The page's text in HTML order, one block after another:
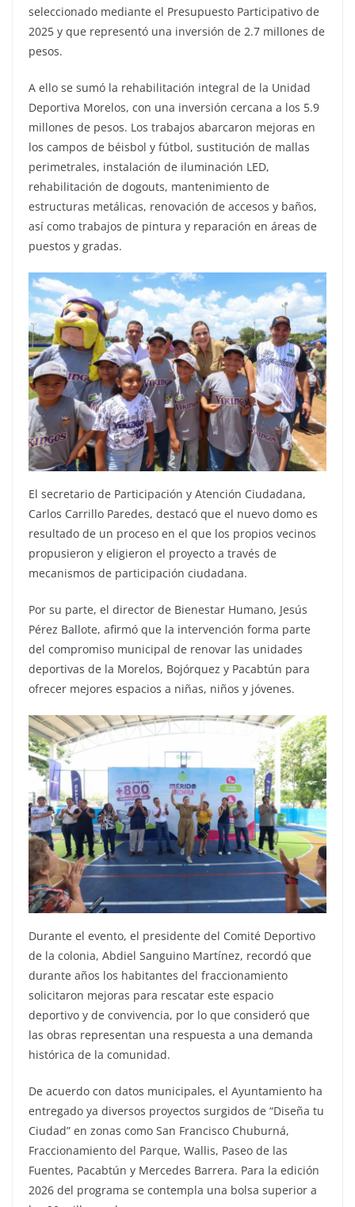
seleccionado mediante el Presupuesto Participativo de
2025 y que representó una inversión de 2.7 millones de
pesos.
A ello se sumó la rehabilitación integral de la Unidad
Deportiva Morelos, con una inversión cercana a los 5.9
millones de pesos. Los trabajos abarcaron mejoras en
los campos de béisbol y fútbol, sustitución de mallas
perimetrales, instalación de iluminación LED,
rehabilitación de dogouts, mantenimiento de
estructuras metálicas, renovación de accesos y baños,
así como trabajos de pintura y reparación en áreas de
puestos y gradas.
El secretario de Participación y Atención Ciudadana,
Carlos Carrillo Paredes, destacó que el nuevo domo es
resultado de un proceso en el que los propios vecinos
propusieron y eligieron el proyecto a través de
mecanismos de participación ciudadana.
Por su parte, el director de Bienestar Humano, Jesús
Pérez Ballote, afirmó que la intervención forma parte
del compromiso municipal de renovar las unidades
deportivas de la Morelos, Bojórquez y Pacabtún para
ofrecer mejores espacios a niñas, niños y jóvenes.
Durante el evento, el presidente del Comité Deportivo
de la colonia, Abdiel Sanguino Martínez, recordó que
durante años los habitantes del fraccionamiento
solicitaron mejoras para rescatar este espacio
deportivo y de convivencia, por lo que consideró que
las obras representan una respuesta a una demanda
histórica de la comunidad.
De acuerdo con datos municipales, el Ayuntamiento ha
entregado ya diversos proyectos surgidos de “Diseña tu
Ciudad” en zonas como San Francisco Chuburná,
Fraccionamiento del Parque, Wallis, Paseo de las
Fuentes, Pacabtún y Mercedes Barrera. Para la edición
2026 del programa se contempla una bolsa superior a